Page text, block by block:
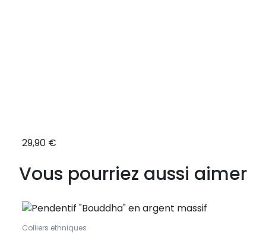
29,90 €
Vous pourriez aussi aimer
Colliers ethniques